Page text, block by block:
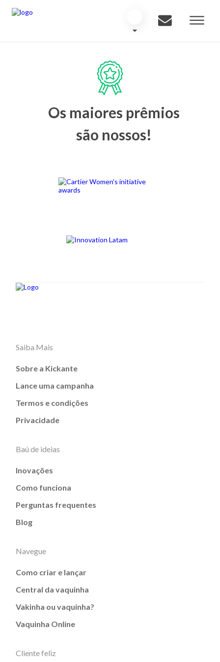
Os maiores prêmios
são nossos!
Saiba Mais
Sobre a Kickante
Lance uma campanha
Termos e condições
Privacidade
Baú de ideias
Inovações
Como funciona
Perguntas frequentes
Blog
Navegue
Como criar e lançar
Central da vaquinha
Vakinha ou vaquinha?
Vaquinha Online
Cliente feliz